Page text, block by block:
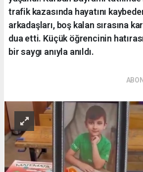
trafik kazasında hayatını
arkadaşları, boş kalan sırasına
dua etti. Küçük öğrencinin
bir saygı anıyla anıldı.